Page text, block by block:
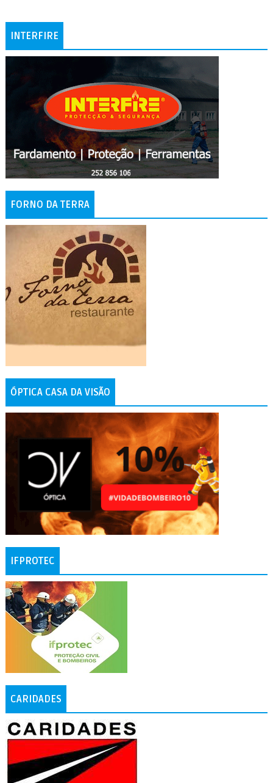
INTERFIRE
FORNO DA TERRA
ÓPTICA CASA DA VISÃO
IFPROTEC
CARIDADES